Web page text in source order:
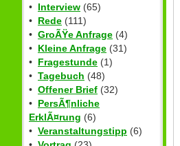
• Interview (65)
• Rede (111)
• GroÃŸe Anfrage (4)
• Kleine Anfrage (31)
• Fragestunde (1)
• Tagebuch (48)
• Offener Brief (32)
• PersÃ¶nliche
ErklÃ¤rung (6)
• Veranstaltungstipp (6)